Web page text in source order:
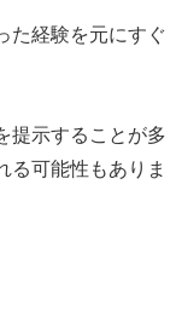
た経験を元にすぐ
提示することが多
る可能性もありま